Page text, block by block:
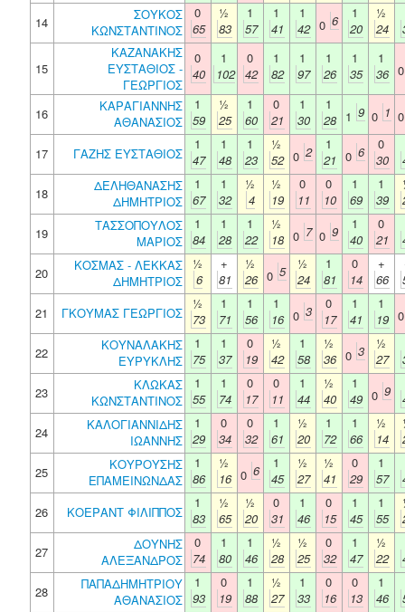
14
ΣΟΥΚΟΣ
ΚΩΝΣΤΑΝΤΙΝΟΣ
0
65
½
83
1
57
1
41
1
42 0 6
1
20
½
24
15
ΚΑΖΑΝΑΚΗΣ
ΕΥΣΤΑΘΙΟΣ -
ΓΕΩΡΓΙΟΣ
0
40
1
102
0
42
1
82
1
97
1
26
1
35
1
36
16
ΚΑΡΑΓΙΑΝΝΗΣ
ΑΘΑΝΑΣΙΟΣ
1
59
½
25
1
60
0
21
1
30
1
28 1 9 0 1
17 ΓΑΖΗΣ ΕΥΣΤΑΘΙΟΣ
1
47
1
48
1
23
½
52 0 2
1
21
0 6
0
30
18
ΔΕΛΗΘΑΝΑΣΗΣ
ΔΗΜΗΤΡΙΟΣ
1
67
1
32
½
4
½
19
0
11
0
10
1
69
1
39
19
ΤΑΣΣΟΠΟΥΛΟΣ
ΜΑΡΙΟΣ
1
84
1
28
1
22
½
18 0 7 0 9
1
40
0
21
20
ΚΟΣΜΑΣ - ΛΕΚΚΑΣ
ΔΗΜΗΤΡΙΟΣ
½
6
+
81
½
26 0 5
½
24
1
81
0
14
+
66
21
ΓΚΟΥΜΑΣ ΓΕΩΡΓΙΟΣ
½
73
1
71
1
56
1
16 0 3
0
17
1
41
1
19
22
ΚΟΥΝΑΛΑΚΗΣ
ΕΥΡΥΚΛΗΣ
1
75
1
37
0
19
½
42
1
58
½
36 0 3
½
27
23
ΚΛΩΚΑΣ
ΚΩΝΣΤΑΝΤΙΝΟΣ
1
55
1
74
0
17
0
11
1
44
½
40
1
49 0 9
24
ΚΑΛΟΓΙΑΝΝΙΔΗΣ
ΙΩΑΝΝΗΣ
1
29
0
34
0
32
1
61
½
20
1
72
1
66
½
14
25
ΚΟΥΡΟΥΣΗΣ
ΕΠΑΜΕΙΝΩΝΔΑΣ
1
86
½
16 0 6
1
45
½
27
½
41
0
29
1
57
26
ΚΟΕΡΑΝΤ ΦΙΛΙΠΠΟΣ
1
83
½
65
½
20
0
31
1
46
0
15
1
45
1
55
27
ΔΟΥΝΗΣ
ΑΛΕΞΑΝΔΡΟΣ
0
74
1
80
1
46
½
28
½
25
0
32
1
47
½
22
28
ΠΑΠΑΔΗΜΗΤΡΙΟΥ
ΑΘΑΝΑΣΙΟΣ
1
93
0
19
1
88
½
27
1
33
0
16
0
13
1
46